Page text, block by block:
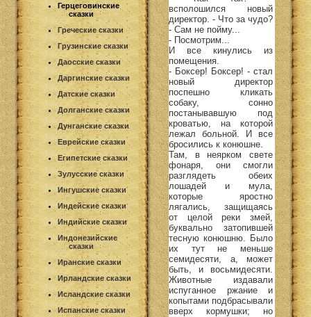
Герцеговинские
сказки
Греческие сказки
Грузинские сказки
Даосские сказки
Даргинские сказки
Датские сказки
Долганские сказки
Дунганские сказки
Еврейские сказки
Египетские сказки
Зулусские сказки
Ингушские сказки
Индейские сказки
Индийские сказки
Индонезийские
сказки
Иранские сказки
Ирландские сказки
Исландские сказки
Испанские сказки
всполошился новый
директор. - Что за чудо?
- Сам не пойму...
- Посмотрим...
И все кинулись из
помещения.
- Боксер! Боксер! - стал
новый директор
поспешно кликать
собаку, сонно
постанывавшую под
кроватью, на которой
лежал больной. И все
бросились к конюшне.
Там, в неярком свете
фонаря, они смогли
разглядеть обеих
лошадей и мула,
которые яростно
лягались, защищаясь
от целой реки змей,
буквально затопившей
тесную конюшню. Было
их тут не меньше
семидесяти, а, может
быть, и восьмидесяти.
Животные издавали
испуганное ржание и
копытами подбрасывали
вверх кормушки; но